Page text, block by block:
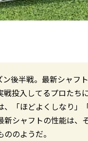
後半戦。最新シャフ
投入してるプロたち
「ほどよくしなり」
シャフトの性能は、
のようだ。